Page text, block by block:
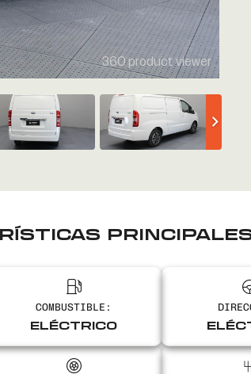
360 product viewer
COMBUSTIBLE:
ELÉCTRICO